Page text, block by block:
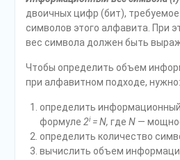
двоичных цифр (бит),
символов этого алфавита. При
вес символа должен быть
Чтобы определить объем
при алфавитном подходе, нужно:
определить
формуле 2i= N, где N—
определить количество
вычислить объем